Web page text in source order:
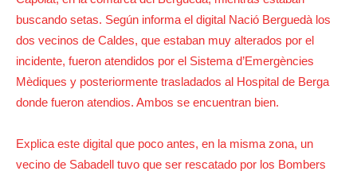
buscando setas. Según informa el digital Nació Berguedà los
dos vecinos de Caldes, que estaban muy alterados por el
incidente, fueron atendidos por el Sistema d’Emergències
Mèdiques y posteriormente trasladados al Hospital de Berga
donde fueron atendios. Ambos se encuentran bien.
Explica este digital que poco antes, en la misma zona, un
vecino de Sabadell tuvo que ser rescatado por los Bombers